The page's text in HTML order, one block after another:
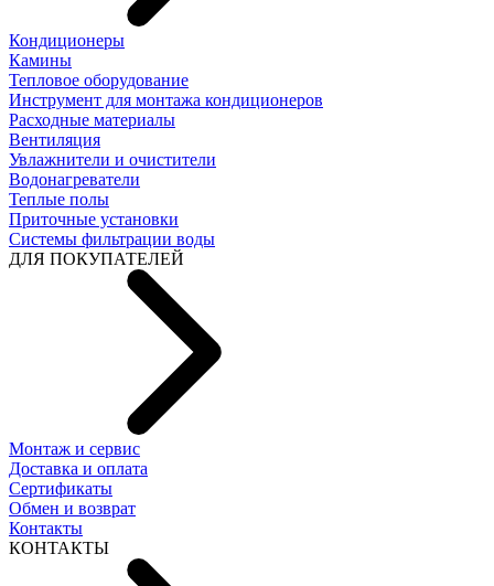
Кондиционеры
Камины
Тепловое оборудование
Инструмент для монтажа кондиционеров
Расходные материалы
Вентиляция
Увлажнители и очистители
Водонагреватели
Теплые полы
Приточные установки
Системы фильтрации воды
ДЛЯ ПОКУПАТЕЛЕЙ
Монтаж и сервис
Доставка и оплата
Сертификаты
Обмен и возврат
Контакты
КОНТАКТЫ